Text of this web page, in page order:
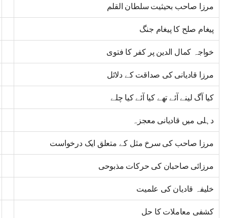
مرزا صاحب بحیثیت سلطان القلم
پیغام صلح کا پیغام جنگ
خواجہ کمال الدین پر کفر کا فتوی
مرزا قادیانی کی صداقت کے دلائل
کیا آگ لینے آئے تھے کیا آئے کیا چلے
دہلی میں قادیانی معجزہ
مرزا صاحب کی سرخ مثل کے متعلق ایک درخواست
مرزائی صاحبان کی حرکات مذبوحی
خلیفہ قادیان کی علمیت
کشفی معاملات کا حل